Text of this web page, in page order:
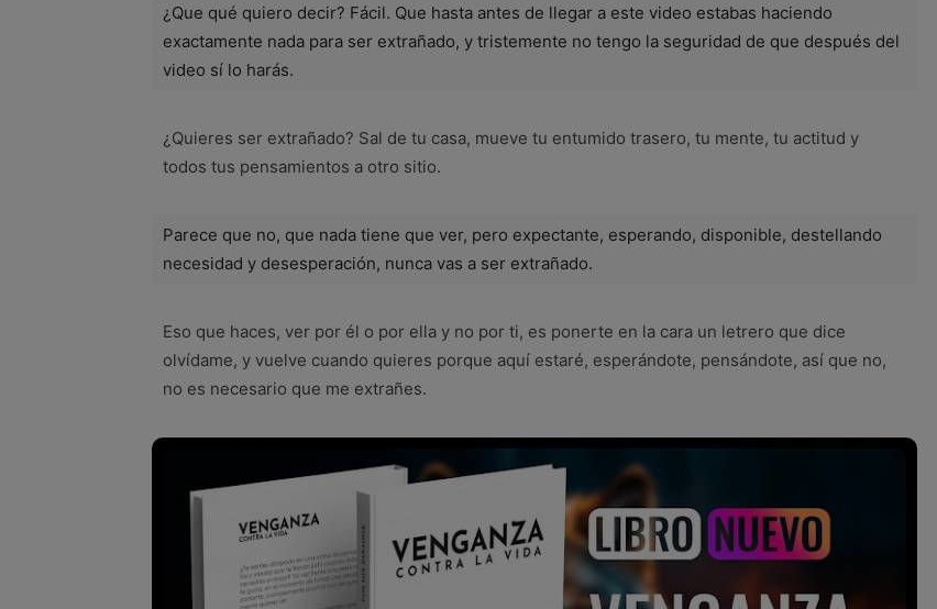
¿Que qué quiero decir? Fácil. Que hasta antes de llegar a este video estabas haciendo
exactamente nada para ser extrañado, y tristemente no tengo la seguridad de que después del
video sí lo harás.
¿Quieres ser extrañado? Sal de tu casa, mueve tu entumido trasero, tu mente, tu actitud y
todos tus pensamientos a otro sitio.
Parece que no, que nada tiene que ver, pero expectante, esperando, disponible, destellando
necesidad y desesperación, nunca vas a ser extrañado.
Eso que haces, ver por él o por ella y no por ti, es ponerte en la cara un letrero que dice
olvídame, y vuelve cuando quieres porque aquí estaré, esperándote, pensándote, así que no,
no es necesario que me extrañes.